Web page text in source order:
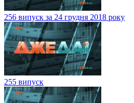
256 випуск за 24 грудня 2018 року
255 випуск